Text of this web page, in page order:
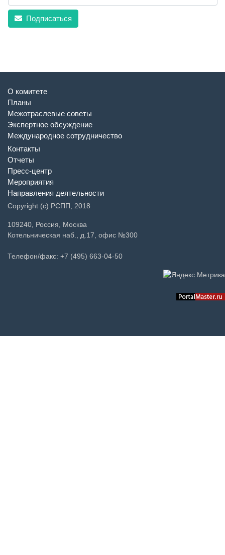
Подписаться
О комитете
Планы
Межотраслевые советы
Экспертное обсуждение
Международное сотрудничество
Контакты
Отчеты
Пресс-центр
Мероприятия
Направления деятельности
Copyright (c) РСПП, 2018
109240, Россия, Москва
Котельническая наб., д.17, офис №300
Телефон/факс: +7 (495) 663-04-50